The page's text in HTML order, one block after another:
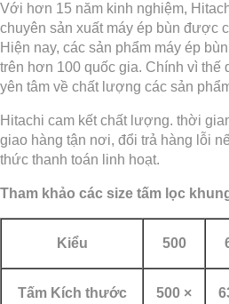
Với hơn 15 năm kinh nghiệm,
chuyên sản xuất máy ép bùn được
Hiện nay, các sản phẩm máy ép
trên hơn 100 quốc gia. Chính vì thế
yên tâm về chất lượng các sản
Hitachi cam kết chất lượng. thời
giao hàng tận nơi, đổi trả hàng lỗi
thức thanh toán linh hoạt.
Tham khảo các size tấm lọc
Kiểu 500
Tấm Kích thước 500 ×